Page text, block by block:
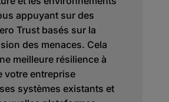
appuyant sur des
Trust basés sur la
des menaces. Cela
meilleure résilience à
votre entreprise
systèmes existants et